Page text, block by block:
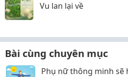
Vu lan lại về
Bài cùng chuyên mục
Phụ nữ thông minh sẽ